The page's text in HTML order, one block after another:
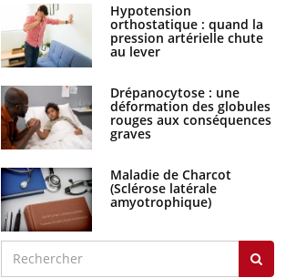
Hypotension
orthostatique : quand la
pression artérielle chute
au lever
Drépanocytose : une
déformation des globules
rouges aux conséquences
graves
Maladie de Charcot
(Sclérose latérale
amyotrophique)